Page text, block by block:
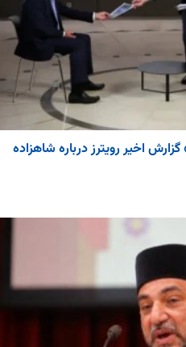
اخیر رویترز درباره شاهزاده